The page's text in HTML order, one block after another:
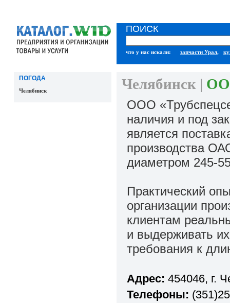
ПОИСК
что у нас искали: запчасти Урал,
ПОГОДА
Челябинск Челябинск |
ООО
наличия и под
является
производства
диаметром 245-
Практический
организации
клиентам
и выдерживать
требования к
Адрес: 454046, г.
Телефоны: